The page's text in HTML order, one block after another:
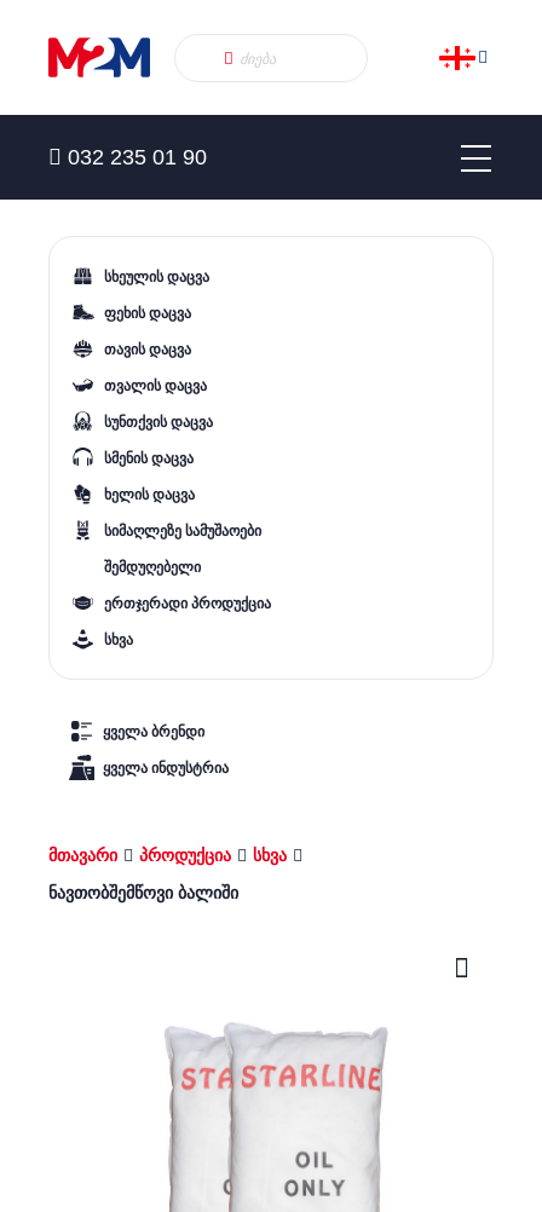
032 235 01 90
სხეულის დაცვა
ფეხის დაცვა
თავის დაცვა
თვალის დაცვა
სუნთქვის დაცვა
სმენის დაცვა
ხელის დაცვა
სიმაღლეზე სამუშაოები
შემდუღებელი
ერთჯერადი პროდუქცია
სხვა
ყველა ბრენდი
ყველა ინდუსტრია
მთავარი პროდუქცია
სხვა
ნავთობშემწოვი ბალიში